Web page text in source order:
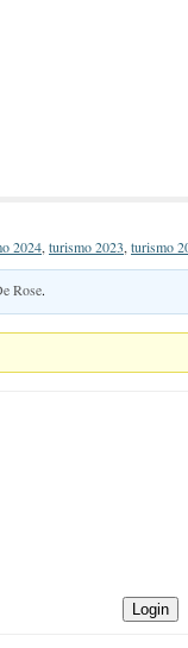
2024, turismo 2023, turismo
Rose.
Login